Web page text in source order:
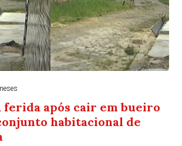
ferida após cair em bueiro
habitacional de